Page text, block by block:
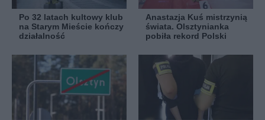
Po 32 latach kultowy klub
na Starym Mieście kończy
działalność
Anastazja Kuś mistrzynią
świata. Olsztynianka
pobiła rekord Polski